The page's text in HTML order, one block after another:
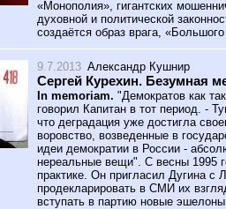
«Монополия», гигантских
духовной и политической
создаётся образ врага,
9.7.2013 Александр Кушнир
Сергей Курехин. Безумная
In memoriam. "Демократов как
говорил Капитан в тот период. -
что деградация уже достигла
воровство, возведенные в
идеи демократии в России -
нереальные вещи". С весны 1995
практике. Он пригласил Дугина
продекларировать в СМИ их
вступать в партию новые эшелоны